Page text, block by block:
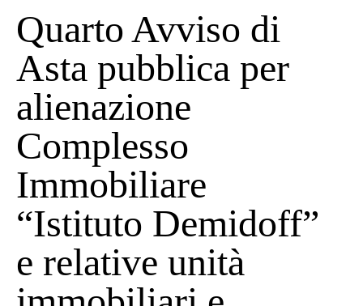
Quarto Avviso di
Asta pubblica per
alienazione
Complesso
Immobiliare
“Istituto Demidoff”
e relative unità